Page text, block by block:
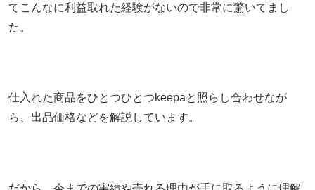
てこんなに利益取れた経験がないので非常に驚いてまし
た。
仕入れた商品をひとつひとつkeepaと照らし合わせなが
ら、出品価格などを解説しています。